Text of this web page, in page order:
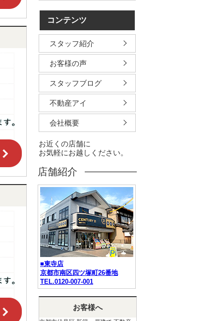
コンテンツ
スタッフ紹介
お客様の声
スタッフブログ
不動産アイ
会社概要
お近くの店舗に
お気軽にお越しください。
店舗紹介
■東寺店
京都市南区四ツ塚町26番地
TEL.0120-007-001
お客様へ